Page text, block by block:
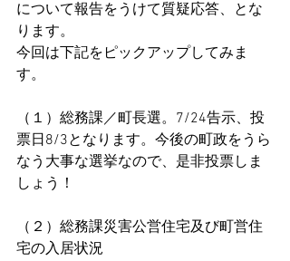
について報告をうけて質疑応答、とな
ります。
今回は下記をピックアップしてみま
す。
（１）総務課／町長選。7/24告示、投
票日8/3となります。今後の町政をうら
なう大事な選挙なので、是非投票しま
しょう！
（２）総務課災害公営住宅及び町営住
宅の入居状況